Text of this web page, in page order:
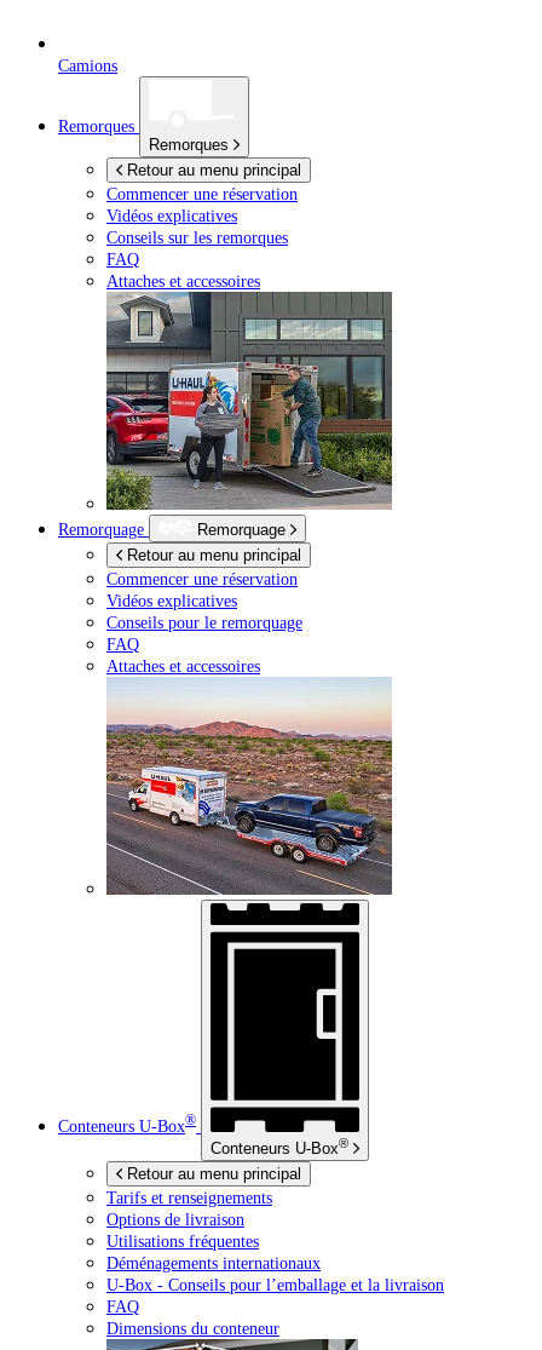
Camions
Remorques
Remorques
Retour au menu principal
Commencer une réservation
Vidéos explicatives
Conseils sur les remorques
FAQ
Attaches et accessoires
Remorquage
Remorquage
Retour au menu principal
Commencer une réservation
Vidéos explicatives
Conseils pour le remorquage
FAQ
Attaches et accessoires
Conteneurs U-Box®
Conteneurs U-Box®
Retour au menu principal
Tarifs et renseignements
Options de livraison
Utilisations fréquentes
Déménagements internationaux
U-Box - Conseils pour l’emballage et la livraison
FAQ
Dimensions du conteneur